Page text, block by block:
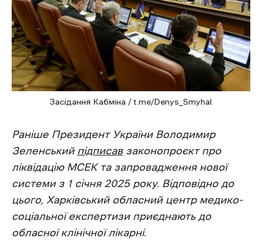
Засідання Кабміна / t.me/Denys_Smyhal
Раніше Президент України Володимир
Зеленський підписавзаконопроєкт про
ліквідацію МСЕК та запровадження нової
системи з 1 січня 2025 року. Відповідно до
цього, Харківський обласний центр медико-
соціальної експертизи приєднають до
обласної клінічної лікарні.